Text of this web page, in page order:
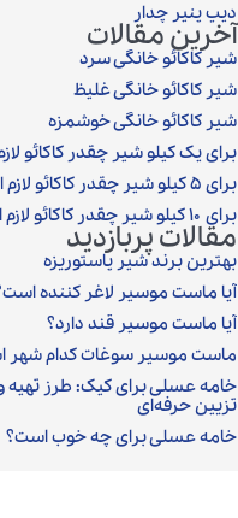
دیپ پنیر چدار
آخرین مقالات
شیر کاکائو خانگی سرد
شیر کاکائو خانگی غلیظ
شیر کاکائو خانگی خوشمزه
برای یک کیلو شیر چقدر کاکائو
برای ۵ کیلو شیر چقدر کاکائو لازم است؟
برای ۱۰ کیلو شیر چقدر کاکائو لازم است؟
مقالات پربازدید
بهترین برند شیر پاستوریزه
آیا ماست موسیر لاغر کننده
آیا ماست موسیر قند دارد؟
ماست موسیر سوغات کدام شهر
خامه عسلی برای کیک: طرز تهیه
تزیین حرفه‌ای
خامه عسلی برای چه خوب است؟